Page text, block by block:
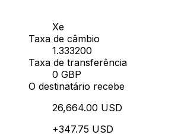
Xe
Taxa de câmbio
1.333200
Taxa de transferência
0 GBP
O destinatário recebe
26,664.00 USD
+347.75 USD